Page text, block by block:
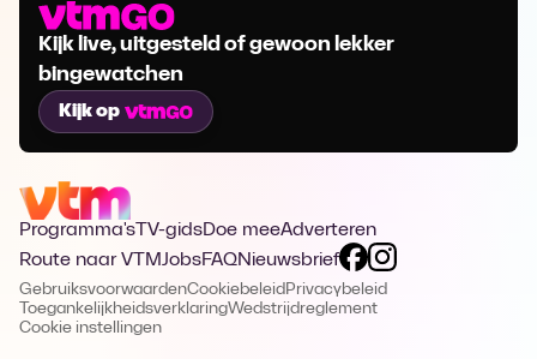
Kijk live, uitgesteld of gewoon lekker
bingewatchen
Kijk op
Programma's TV-gidsDoe meeAdverteren
Route naar VTMJobsFAQNieuwsbrief
GebruiksvoorwaardenCookiebeleid Privacybeleid
ToegankelijkheidsverklaringWedstrijdreglement
Cookie instellingen